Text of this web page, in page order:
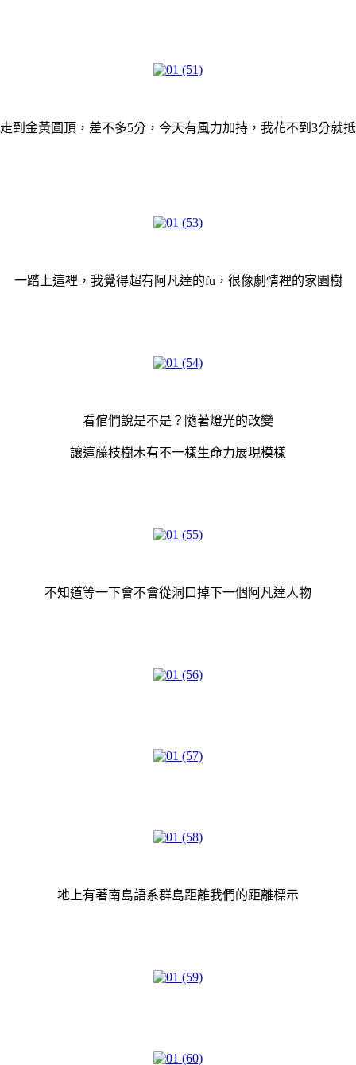
到金黃圓頂，差不多5分，今天有風力加持，我花不到3分就
一踏上這裡，我覺得超有阿凡達的fu，很像劇情裡的家園樹
看倌們說是不是？隨著燈光的改變
讓這藤枝樹木有不一樣生命力展現模樣
不知道等一下會不會從洞口掉下一個阿凡達人物
地上有著南島語系群島距離我們的距離標示